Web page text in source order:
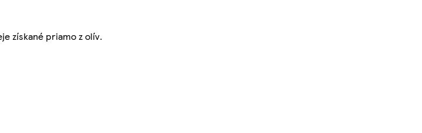
získané priamo z olív.